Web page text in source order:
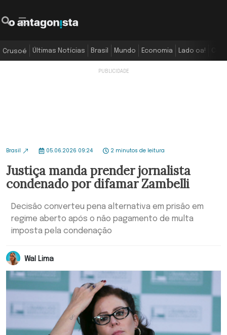
Crusoé Últimas Notícias Brasil Mundo Economia Lado oa!
Brasil 05.06.2026 09:24 2 minutos de leitura
Justiça manda prender jornalista
condenado por difamar Zambelli
Decisão converteu pena alternativa em prisão em
regime aberto após o não pagamento de multa
imposta pela condenação
Wal Lima